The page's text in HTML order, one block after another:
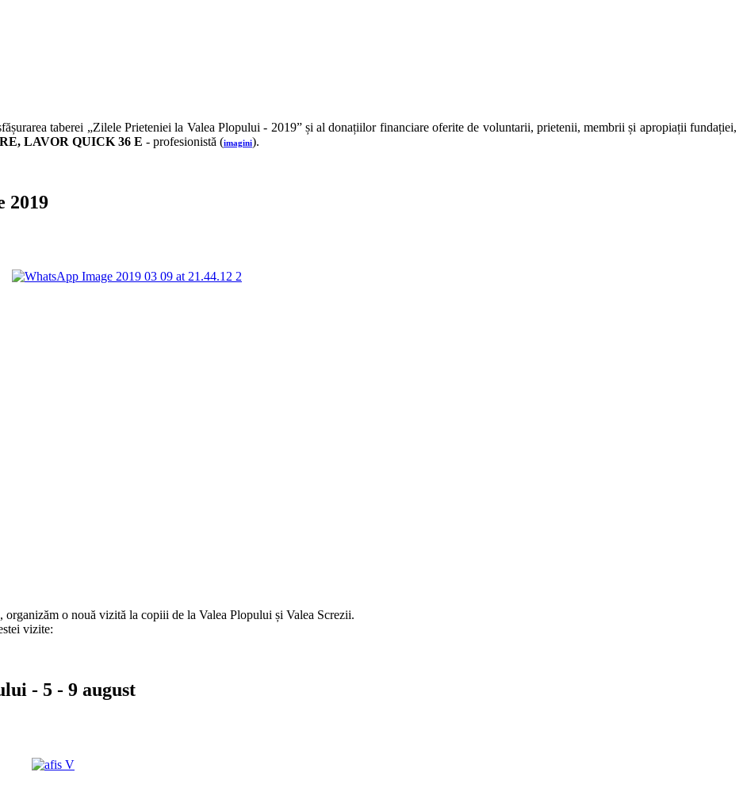
taberei „Zilele Prieteniei la Valea Plopului - 2019” și al donațiilor financiare oferite de voluntarii, prietenii, membrii și apropiații fundației,
LAVOR QUICK 36 E - profesionistă (imagini).
2019
, organizăm o nouă vizită la copiii de la Valea Plopului și Valea Screzii.
vizite:
- 5 - 9 august